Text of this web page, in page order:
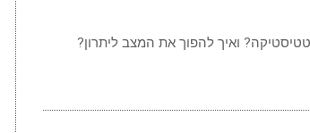
ואיך להפוך את המצב ליתרון?